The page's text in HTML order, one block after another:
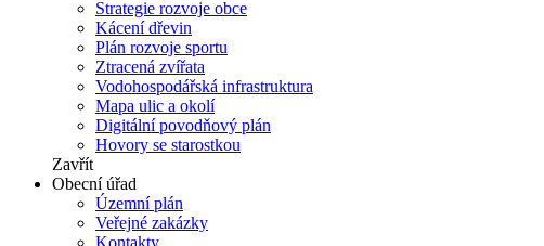
Strategie rozvoje obce
Kácení dřevin
Plán rozvoje sportu
Ztracená zvířata
Vodohospodářská infrastruktura
Mapa ulic a okolí
Digitální povodňový plán
Hovory se starostkou
Zavřít
Obecní úřad
Územní plán
Veřejné zakázky
Kontakty